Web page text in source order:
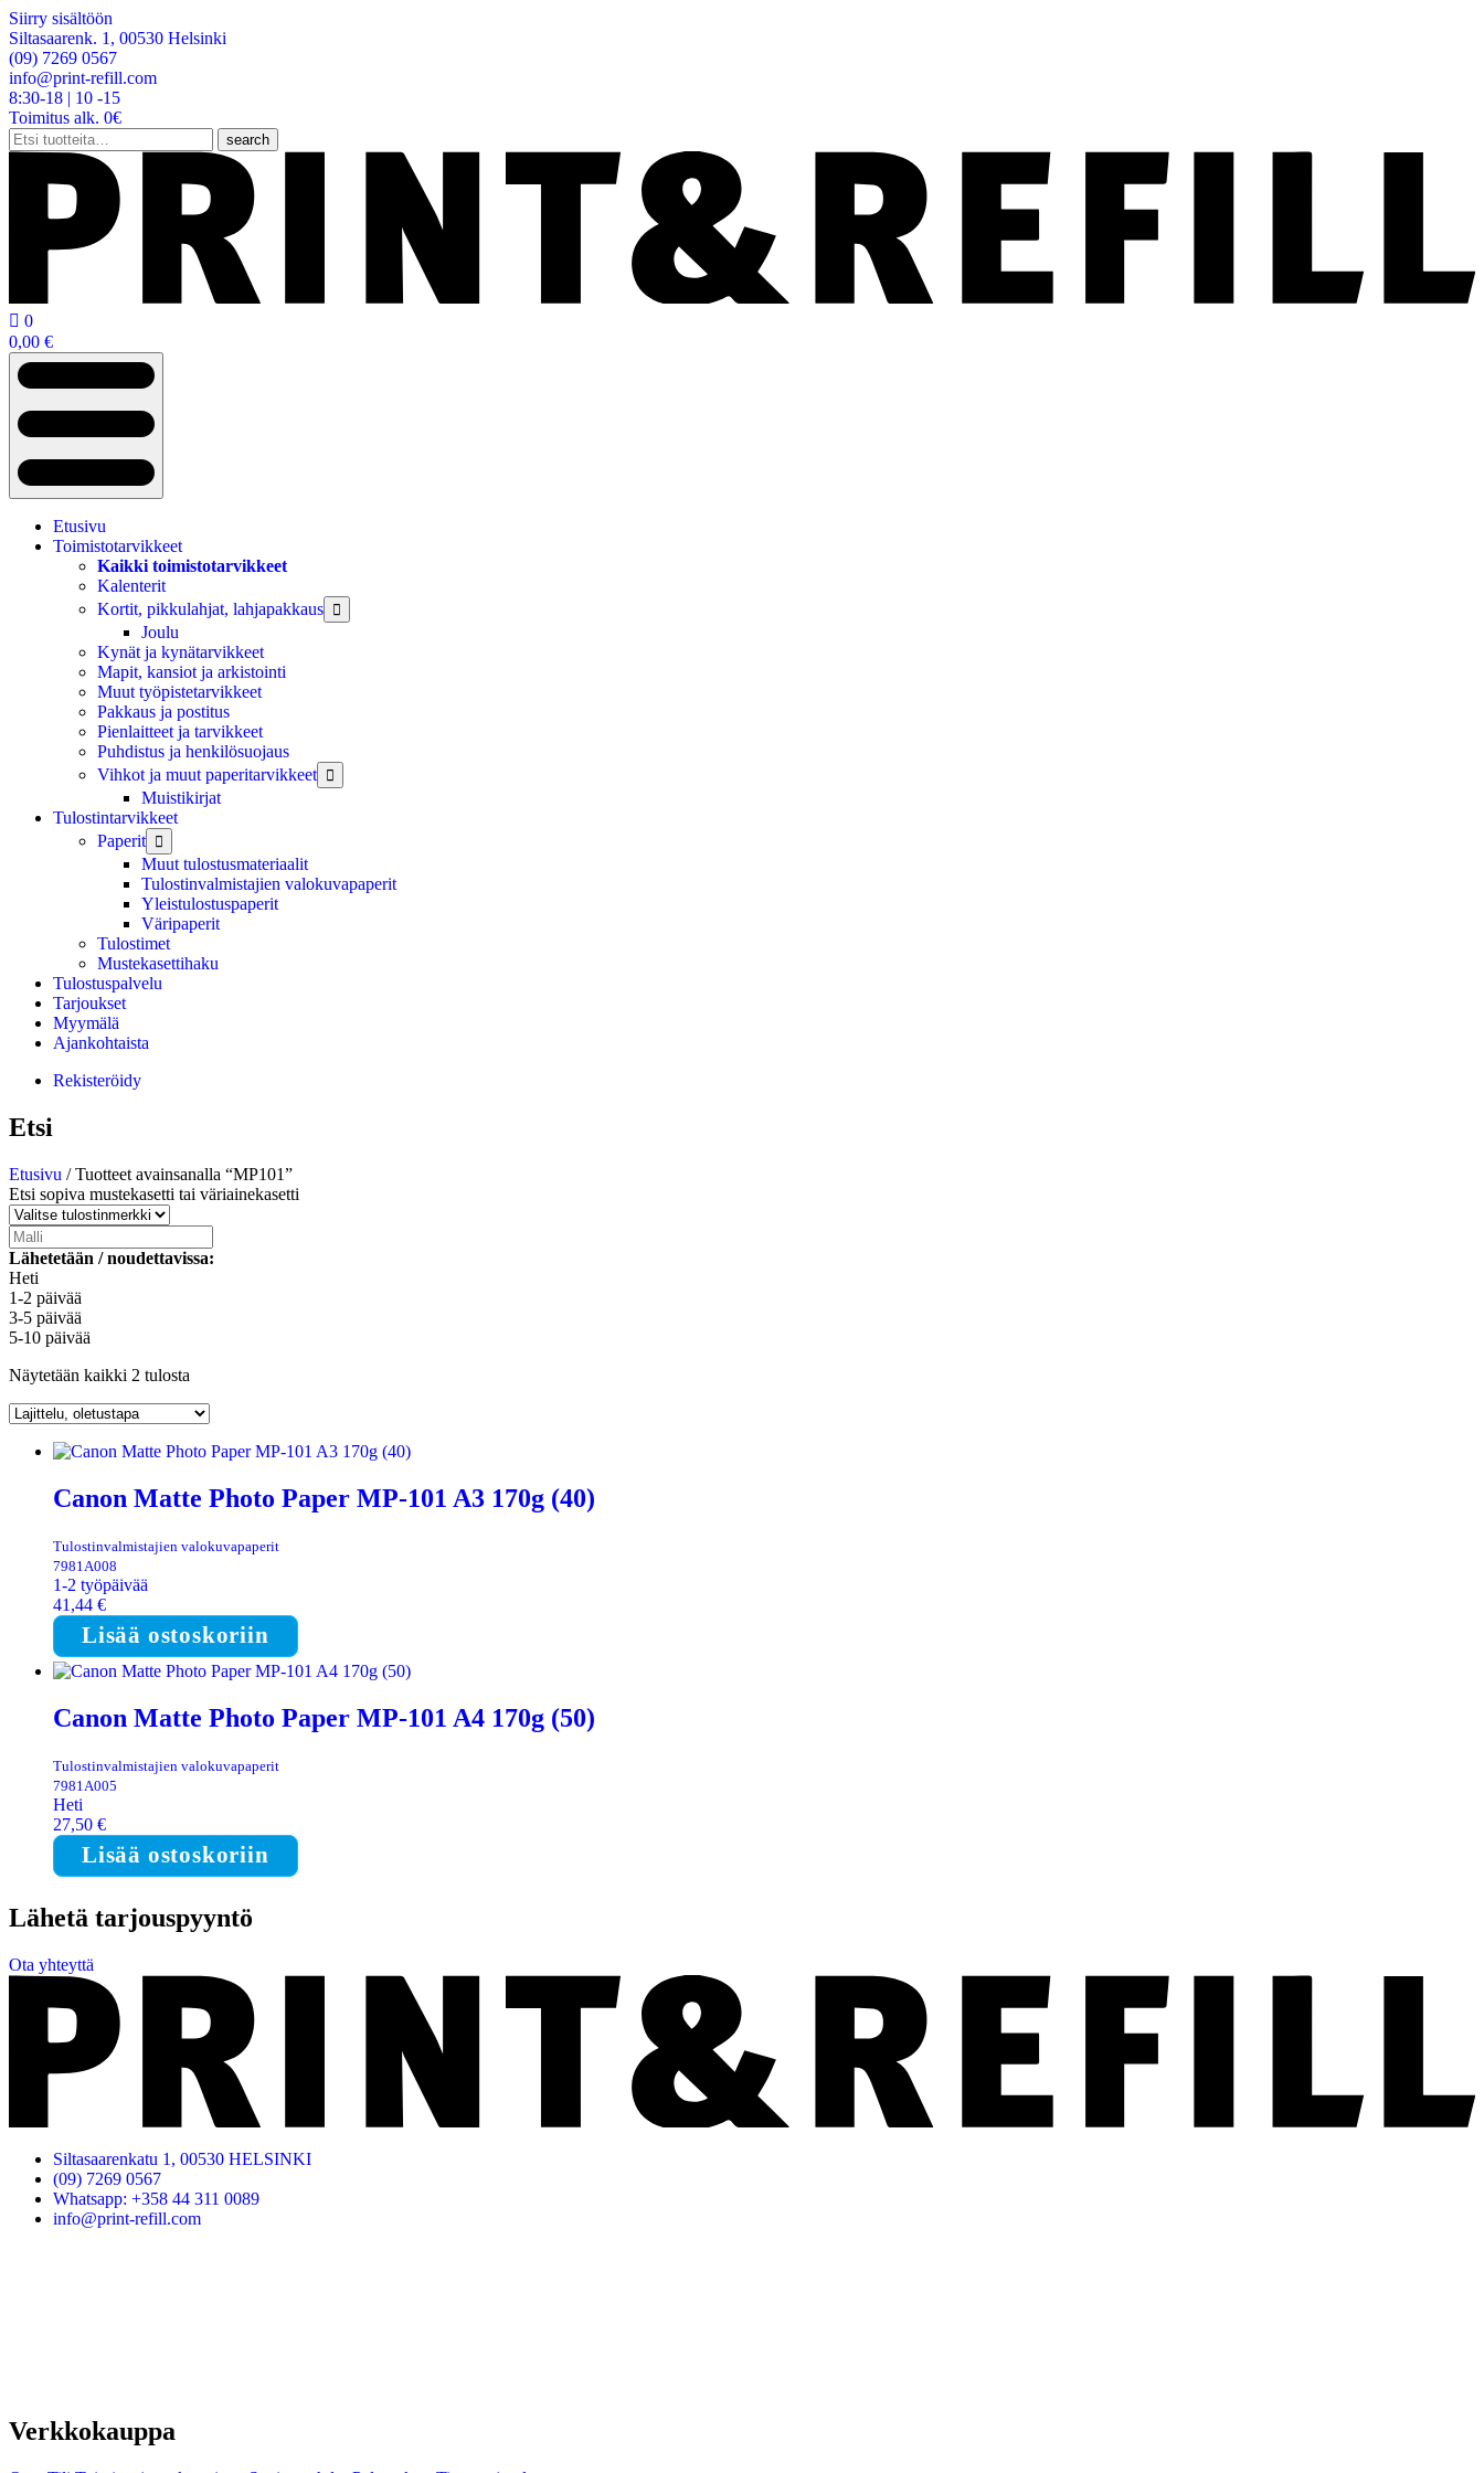
Siirry sisältöön
Siltasaarenk. 1, 00530 Helsinki
(09) 7269 0567
info@print-refill.com
8:30-18 | 10 -15
Toimitus alk. 0€
Etsi:
search
 0
0,00 €
Etusivu
Toimistotarvikkeet
Kaikki toimistotarvikkeet
Kalenterit
Kortit, pikkulahjat, lahjapakkaus

Joulu
Kynät ja kynätarvikkeet
Mapit, kansiot ja arkistointi
Muut työpistetarvikkeet
Pakkaus ja postitus
Pienlaitteet ja tarvikkeet
Puhdistus ja henkilösuojaus
Vihkot ja muut paperitarvikkeet

Muistikirjat
Tulostintarvikkeet
Paperit

Muut tulostusmateriaalit
Tulostinvalmistajien valokuvapaperit
Yleistulostuspaperit
Väripaperit
Tulostimet
Mustekasettihaku
Tulostuspalvelu
Tarjoukset
Myymälä
Ajankohtaista
Rekisteröidy
Etsi
Etusivu / Tuotteet avainsanalla “MP101”
Etsi sopiva mustekasetti tai väriainekasetti
Lähetetään / noudettavissa:
Heti
1-2 päivää
3-5 päivää
5-10 päivää
Näytetään kaikki 2 tulosta
Canon Matte Photo Paper MP-101 A3 170g (40)
Tulostinvalmistajien valokuvapaperit
7981A008
1-2 työpäivää
41,44 €
Lisää ostoskoriin
Canon Matte Photo Paper MP-101 A4 170g (50)
Tulostinvalmistajien valokuvapaperit
7981A005
Heti
27,50 €
Lisää ostoskoriin
Lähetä tarjouspyyntö
Ota yhteyttä
Siltasaarenkatu 1, 00530 HELSINKI
(09) 7269 0567
Whatsapp: +358 44 311 0089
info@print-refill.com
Verkkokauppa